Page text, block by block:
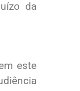
da
este